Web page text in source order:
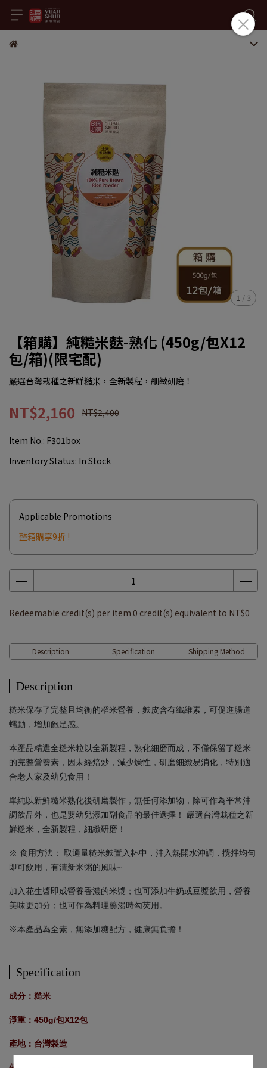
1 / 3
【箱購】純糙米麩-熟化 (450g/包X12
包/箱)(限宅配)
嚴選台灣栽種之新鮮糙米，全新製程，細緻研磨！
NT$2,160 NT$2,400
Item No.: F301box
Inventory Status: In Stock
Applicable Promotions
整箱購享9折 !
Redeemable credit(s) per item 0 credit(s) equivalent to NT$0
Description Specification Shipping Method
Description
糙米保存了完整且均衡的稻米營養，麩皮含有纖維素，可促進腸道
蠕動，增加飽足感。
本產品精選全糙米粒以全新製程，熟化細磨而成，不僅保留了糙米
的完整營養素，因未經焙炒，減少燥性，研磨細緻易消化，特別適
合老人家及幼兒食用！
單純以新鮮糙米熟化後研磨製作，無任何添加物，除可作為平常沖
調飲品外，也是嬰幼兒添加副食品的最佳選擇！ 嚴選台灣栽種之新
鮮糙米，全新製程，細緻研磨！
※ 食用方法： 取適量糙米麩置入杯中，沖入熱開水沖調，攪拌均勻
即可飲用，有清新米粥的風味~
加入花生醬即成營養香濃的米漿；也可添加牛奶或豆漿飲用，營養
美味更加分；也可作為料理羹湯時勾芡用。
※本產品為全素，無添加糖配方，健康無負擔！
Specification
成分：糙米
淨重：450g/包X12包
產地：台灣製造